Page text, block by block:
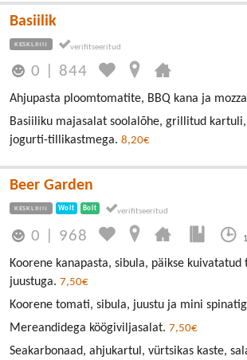
Basiilik
KESKLINN
0 844
Ahjupasta ploomtomatite, BBQ kana ja
Basiiliku majasalat soolalõhe, grillitud
jogurti-tillikastmega. 8,20€
Beer Garden
KESKLINN Wolt Bolt
0 968
Koorene kanapasta, sibula, päikse kuivatatud
juustuga. 7,50€
Koorene tomati, sibula, juustu ja mini
Mereandidega köögiviljasalat. 7,50€
Seakarbonaad, ahjukartul, vürtsikas kaste,